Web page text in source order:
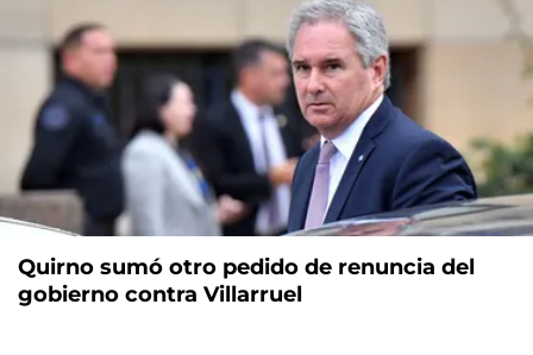
Quirno sumó otro pedido de renuncia del
gobierno contra Villarruel